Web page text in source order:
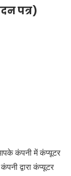
पत्र)
कंपनी में कंप्यूटर
द्वारा कंप्यूटर